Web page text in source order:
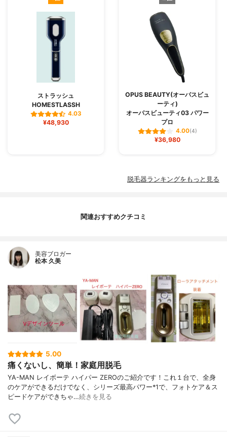
ストラッシュ
HOMESTLASSH
4.03
¥48,930
OPUS BEAUTY(オーパスビュ
ーティ)
オーパスビューティ03 パワー
プロ
4.00(4)
¥36,980
脱毛器ランキングをもっと見る
関連おすすめクチコミ
美容ブロガー
松本 久美
5.00
痛くないし、簡単！家庭用脱毛
YA-MAN レイボーテ ハイパー ZEROのご紹介です！これ１台で、全身
のケアができるだけでなく、シリーズ最高パワー*1で、フォトケア＆ス
ピードケアができちゃ…続きを見る